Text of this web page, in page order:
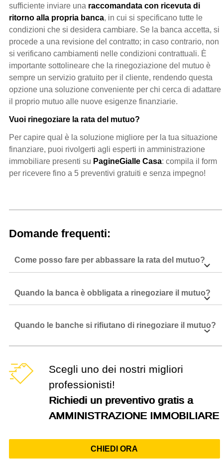
sufficiente inviare una raccomandata con ricevuta di
ritorno alla propria banca, in cui si specificano tutte le
condizioni che si desidera cambiare. Se la banca accetta, si
procede a una revisione del contratto; in caso contrario, non
si verificano cambiamenti nelle condizioni contrattuali. È
importante sottolineare che la rinegoziazione del mutuo è
sempre un servizio gratuito per il cliente, rendendo questa
opzione una soluzione conveniente per chi cerca di adattare
il proprio mutuo alle nuove esigenze finanziarie.
Vuoi rinegoziare la rata del mutuo?
Per capire qual è la soluzione migliore per la tua situazione
finanziare, puoi rivolgerti agli esperti in amministrazione
immobiliare presenti su PagineGialle Casa: compila il form
per ricevere fino a 5 preventivi gratuiti e senza impegno!
Domande frequenti:
Come posso fare per abbassare la rata del mutuo?
Quando la banca è obbligata a rinegoziare il mutuo?
Quando le banche si rifiutano di rinegoziare il mutuo?
Scegli uno dei nostri migliori
professionisti!
Richiedi un preventivo gratis a
AMMINISTRAZIONE IMMOBILIARE
CHIEDI ORA